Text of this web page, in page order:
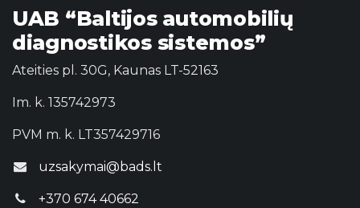
UAB “Baltijos automobilių
diagnostikos sistemos”
Ateities pl. 30G, Kaunas LT-52163
Im. k. 135742973
PVM m. k. LT357429716
uzsakymai@bads.lt
+370 674 40662